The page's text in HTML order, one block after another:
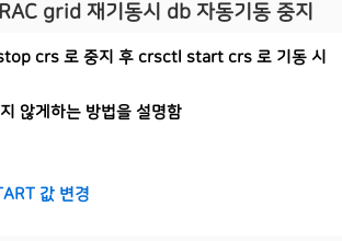
grid 재기동시 db 자동기동 중지
crs 로 중지 후 crsctl start crs 로 기동 시
않게하는 방법을 설명함
값 변경